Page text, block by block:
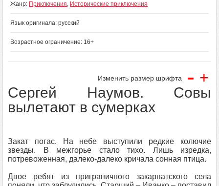
Жанр: Приключения, Исторические приключения
Язык оригинала: русский
Возрастное ограничение: 16+
Изменить размер шрифта - +
Сергей Наумов. Совы
вылетают в сумерках
Закат погас. На небе выступили редкие колючие
звезды. В межгорье стало тихо. Лишь изредка,
потревоженная, далеко-далеко кричала сонная птица.
Двое ребят из приграничного закарпатского села